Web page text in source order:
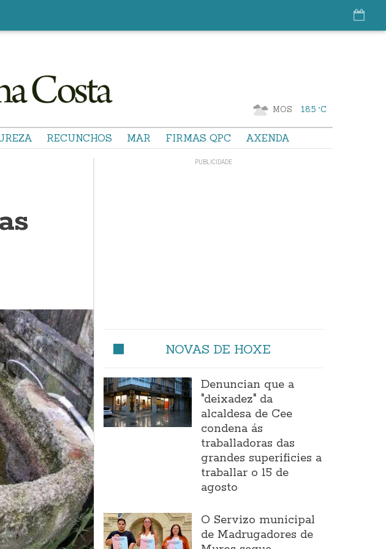
MOS 18.5 °C
RECUNCHOS MAR FIRMAS QPC AXENDA
NOVAS DE HOXE
Denuncian que a
"deixadez" da
alcaldesa de Cee
condena ás
traballadoras das
grandes superificies a
traballar o 15 de
agosto
O Servizo municipal
de Madrugadores de